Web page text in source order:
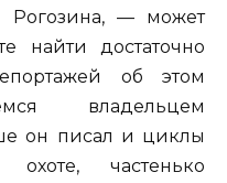
Рогозина, — может
найти достаточно
об этом
владельцем
он писал и циклы
частенько